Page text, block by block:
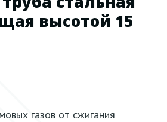
высотой 15
газов от сжигания